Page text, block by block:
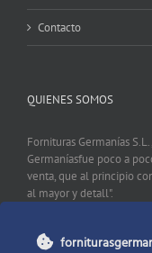
Contacto
QUIENES SOMOS
Fornituras Germanías
Germaníasfue poco a
venta, que al principio
al mayor y detall".